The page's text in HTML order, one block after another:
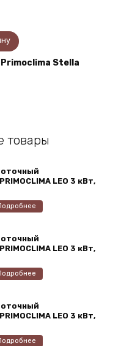
Stella
товары
LEO 3 кВт,
LEO 3 кВт,
LEO 3 кВт,